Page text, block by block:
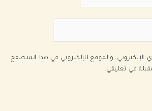
والموقع الإلكتروني في هذا المتصفح
في تعليقي.